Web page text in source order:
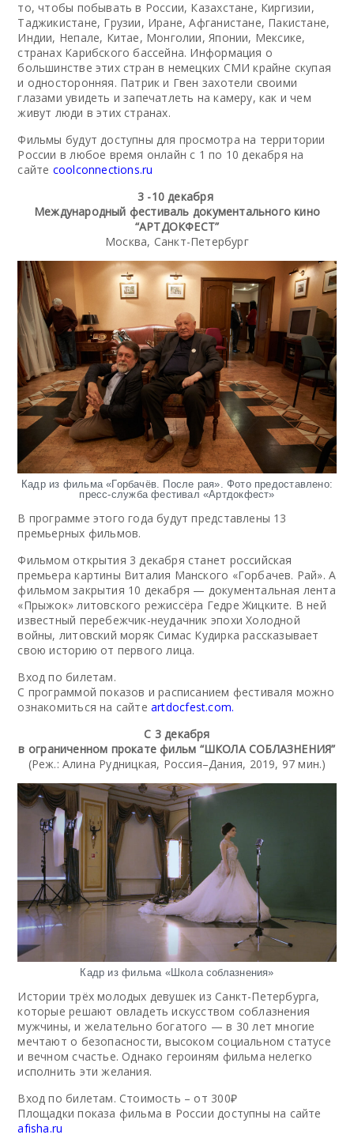
то, чтобы побывать в России, Казахстане, Киргизии,
Таджикистане, Грузии, Иране, Афганистане, Пакистане,
Индии, Непале, Китае, Монголии, Японии, Мексике,
странах Карибского бассейна. Информация о
большинстве этих стран в немецких СМИ крайне скупая
и односторонняя. Патрик и Гвен захотели своими
глазами увидеть и запечатлеть на камеру, как и чем
живут люди в этих странах.
Фильмы будут доступны для просмотра на территории
России в любое время онлайн с 1 по 10 декабря на
сайте coolconnections.ru
3 -10 декабря
Международный фестиваль документального кино
“АРТДОКФЕСТ”
Москва, Санкт-Петербург
Кадр из фильма «Горбачёв. После рая». Фото предоставлено:
пресс-служба фестивал «Артдокфест»
В программе этого года будут представлены 13
премьерных фильмов.
Фильмом открытия 3 декабря станет российская
премьера картины Виталия Манского «Горбачев. Рай». А
фильмом закрытия 10 декабря — документальная лента
«Прыжок» литовского режиссёра Гедре Жицките. В ней
известный перебежчик-неудачник эпохи Холодной
войны, литовский моряк Симас Кудирка рассказывает
свою историю от первого лица.
Вход по билетам.
С программой показов и расписанием фестиваля можно
ознакомиться на сайтеartdocfest.com.
C 3 декабря
в ограниченном прокате фильм “ШКОЛА СОБЛАЗНЕНИЯ”
(Реж.: Алина Рудницкая, Россия–Дания, 2019, 97 мин.)
Кадр из фильма «Школа соблазнения»
Истории трёх молодых девушек из Санкт-Петербурга,
которые решают овладеть искусством соблазнения
мужчины, и желательно богатого — в 30 лет многие
мечтают о безопасности, высоком социальном статусе
и вечном счастье. Однако героиням фильма нелегко
исполнить эти желания.
Вход по билетам. Стоимость – от 300₽
Площадки показа фильма в России доступны на сайте
afisha.ru